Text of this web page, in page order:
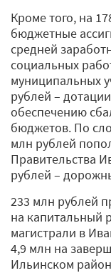
Кроме того, на
бюджетные
средней
социальных
муниципальных
рублей –
обеспечению
бюджетов. По
млн рублей
Правительства
рублей –
233 млн рублей
на капитальный
магистрали в
4,9 млн на
Ильинском